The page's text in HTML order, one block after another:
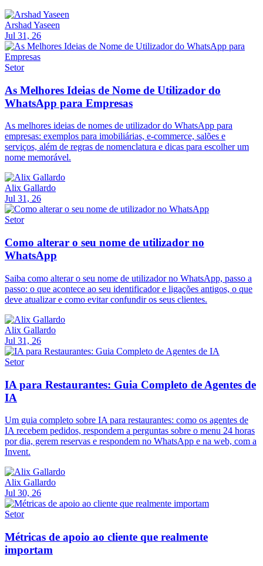
Arshad Yaseen
Jul 31, 26
Setor
As Melhores Ideias de Nome de Utilizador do
WhatsApp para Empresas
As melhores ideias de nomes de utilizador do WhatsApp para
empresas: exemplos para imobiliárias, e-commerce, salões e
serviços, além de regras de nomenclatura e dicas para escolher um
nome memorável.
Alix Gallardo
Jul 31, 26
Setor
Como alterar o seu nome de utilizador no
WhatsApp
Saiba como alterar o seu nome de utilizador no WhatsApp, passo a
passo: o que acontece ao seu identificador e ligações antigos, o que
deve atualizar e como evitar confundir os seus clientes.
Alix Gallardo
Jul 31, 26
Setor
IA para Restaurantes: Guia Completo de Agentes de
IA
Um guia completo sobre IA para restaurantes: como os agentes de
IA recebem pedidos, respondem a perguntas sobre o menu 24 horas
por dia, gerem reservas e respondem no WhatsApp e na web, com a
Invent.
Alix Gallardo
Jul 30, 26
Setor
Métricas de apoio ao cliente que realmente
importam